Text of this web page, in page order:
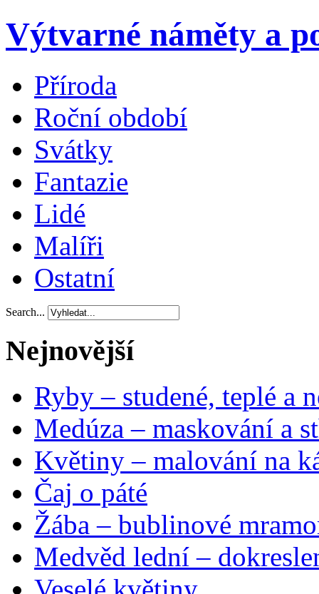
Výtvarné náměty a
Příroda
Roční období
Svátky
Fantazie
Lidé
Malíři
Ostatní
Search...
Nejnovější
Ryby – studené, teplé a
Medúza – maskování a
Květiny – malování na
Čaj o páté
Žába – bublinové
Medvěd lední –